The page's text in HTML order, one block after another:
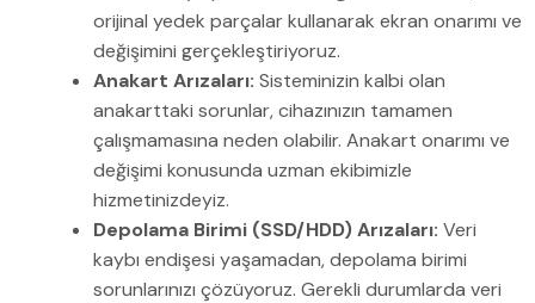
orijinal yedek parçalar kullanarak ekran onarımı ve
değişimini gerçekleştiriyoruz.
Anakart Arızaları: Sisteminizin kalbi olan
anakarttaki sorunlar, cihazınızın tamamen
çalışmamasına neden olabilir. Anakart onarımı ve
değişimi konusunda uzman ekibimizle
hizmetinizdeyiz.
Depolama Birimi (SSD/HDD) Arızaları: Veri
kaybı endişesi yaşamadan, depolama birimi
sorunlarınızı çözüyoruz. Gerekli durumlarda veri